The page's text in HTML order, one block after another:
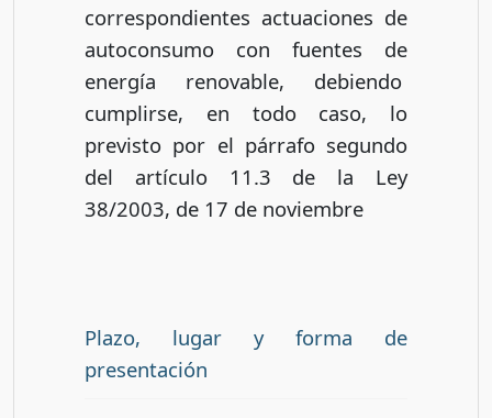
correspondientes actuaciones de
autoconsumo con fuentes de
energía renovable, debiendo
cumplirse, en todo caso, lo
previsto por el párrafo segundo
del artículo 11.3 de la Ley
38/2003, de 17 de noviembre
Plazo, lugar y forma de
presentación